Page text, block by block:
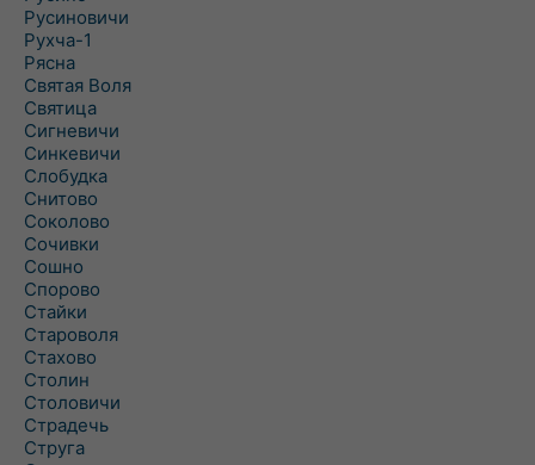
Русиновичи
Рухча-1
Рясна
Святая Воля
Святица
Сигневичи
Синкевичи
Слобудка
Снитово
Соколово
Сочивки
Сошно
Спорово
Стайки
Староволя
Стахово
Столин
Столовичи
Страдечь
Струга